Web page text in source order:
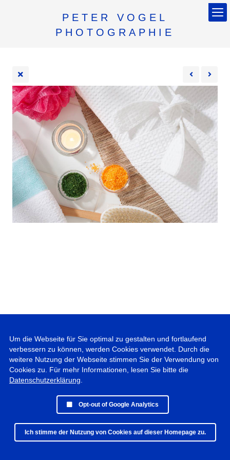
PETER VOGEL
PHOTOGRAPHIE
Um die Webseite für Sie optimal zu gestalten und fortlaufend
verbessern zu können, werden Cookies verwendet. Durch die
weitere Nutzung der Webseite stimmen Sie der Verwendung von
Cookies zu. Für mehr Informationen, lesen Sie bitte die
Datenschutzerklärung
Opt-out of Google Analytics
Ich stimme der Nutzung von Cookies auf dieser Homepage zu.